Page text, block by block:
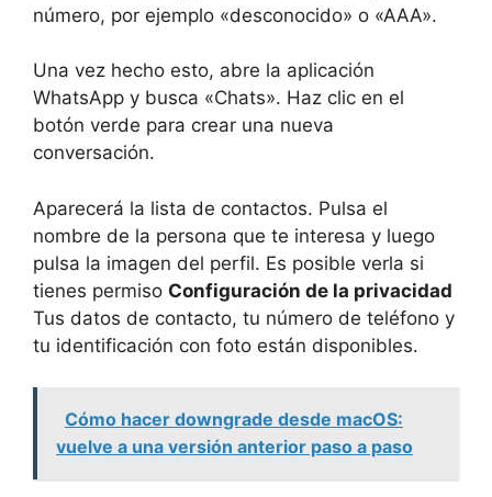
número, por ejemplo «desconocido» o «AAA».
Una vez hecho esto, abre la aplicación
WhatsApp y busca «Chats». Haz clic en el
botón verde para crear una nueva
conversación.
Aparecerá la lista de contactos. Pulsa el
nombre de la persona que te interesa y luego
pulsa la imagen del perfil. Es posible verla si
tienes permiso Configuración de la privacidad
Tus datos de contacto, tu número de teléfono y
tu identificación con foto están disponibles.
Cómo hacer downgrade desde macOS:
vuelve a una versión anterior paso a paso